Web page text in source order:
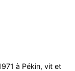
à Pékin, vit et